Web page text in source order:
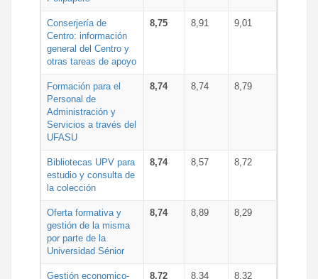
Conserjería de
Centro: información
general del Centro y
otras tareas de apoyo
8,75 8,91 9,01
Formación para el
Personal de
Administración y
Servicios a través del
UFASU
8,74 8,74 8,79
Bibliotecas UPV para
estudio y consulta de
la colección
8,74 8,57 8,72
Oferta formativa y
gestión de la misma
por parte de la
Universidad Sénior
8,74 8,89 8,29
Gestión economico- 8,72 8,34 8,32